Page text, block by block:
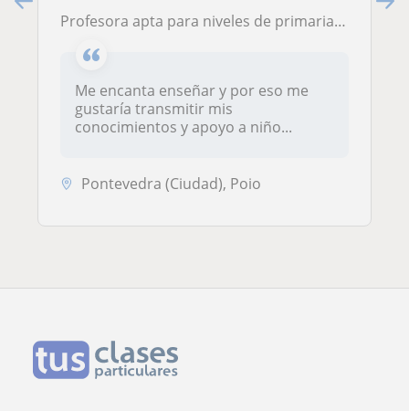
Profesora apta para niveles de primaria y ESO en asignaturas de Lengua Castellana y Literatura y Lengua Gallega y Literatura
Me encanta enseñar y por eso me
gustaría transmitir mis
conocimientos y apoyo a niño...
Pontevedra (Ciudad), Poio